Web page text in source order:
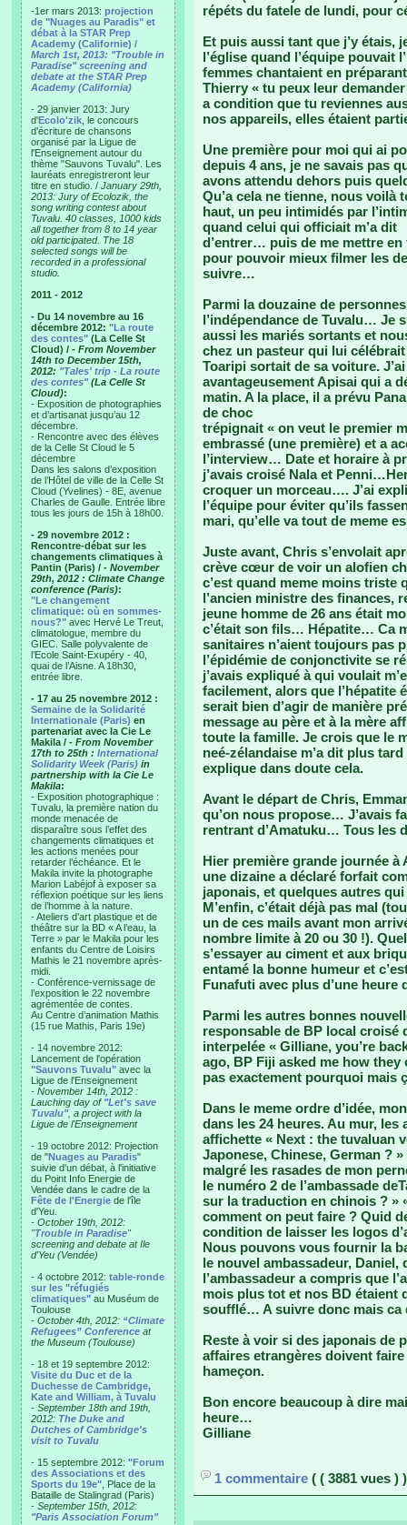
-1er mars 2013: projection
de "Nuages au Paradis" et
débat à la STAR Prep
Academy (Californie) /
March 1st, 2013: "Trouble in
Paradise" screening and
debate at the STAR Prep
Academy (California)
- 29 janvier 2013: Jury
d'Ecolo'zik , le concours
d'écriture de chansons
organisé par la Ligue de
l'Enseignement autour du
thème "Sauvons Tuvalu". Les
lauréats enregistreront leur
titre en studio. / January 29th,
2013: Jury of Ecolozik, the
song writing contest about
Tuvalu. 40 classes, 1000 kids
all together from 8 to 14 year
old participated. The 18
selected songs will be
recorded in a professional
studio.
2011 - 2012
- Du 14 novembre au 16
décembre 2012: "La route
des contes" (La Celle St
Cloud) / - From November
14th to December 15th,
2012: "Tales' trip - La route
des contes"(La Celle St
Cloud):
- Exposition de photographies
et d’artisanat jusqu’au 12
décembre.
- Rencontre avec des élèves
de la Celle St Cloud le 5
décembre
Dans les salons d’exposition
de l’Hôtel de ville de la Celle St
Cloud (Yvelines) - 8E, avenue
Charles de Gaulle. Entrée libre
tous les jours de 15h à 18h00.
- 29 novembre 2012 :
Rencontre-débat sur les
changements climatiques à
Pantin (Paris) / - November
29th, 2012 : Climate Change
conference (Paris):
"Le changement
climatique: où en sommes-
nous?" avec Hervé Le Treut,
climatologue, membre du
GIEC. Salle polyvalente de
l’Ecole Saint-Exupéry - 40,
quai de l’Aisne. A 18h30,
entrée libre.
- 17 au 25 novembre 2012 :
Semaine de la Solidarité
Internationale (Paris) en
partenariat avec la Cie Le
Makila / - From November
17th to 25th : International
Solidarity Week (Paris) in
partnership with la Cie Le
Makila:
- Exposition photographique :
Tuvalu, la première nation du
monde menacée de
disparaître sous l’effet des
changements climatiques et
les actions menées pour
retarder l’échéance. Et le
Makila invite la photographe
Marion Labéjof à exposer sa
réflexion poétique sur les liens
de l’homme à la nature.
- Ateliers d’art plastique et de
théâtre sur la BD « A l’eau, la
Terre » par le Makila pour les
enfants du Centre de Loisirs
Mathis le 21 novembre après-
midi.
- Conférence-vernissage de
l’exposition le 22 novembre
agrémentée de contes.
Au Centre d’animation Mathis
(15 rue Mathis, Paris 19e)
- 14 novembre 2012:
Lancement de l'opération
"Sauvons Tuvalu" avec la
Ligue de l'Enseignement
- November 14th, 2012 :
Lauching day of "Let's save
Tuvalu", a project with la
Ligue de l'Enseignement
- 19 octobre 2012: Projection
de "Nuages au Paradis"
suivie d'un débat, à l'initiative
du Point Info Energie de
Vendée dans le cadre de la
Fête de l'Energie de l'île
d'Yeu.
- October 19th, 2012:
"Trouble in Paradise"
screening and debate at Ile
d'Yeu (Vendée)
- 4 octobre 2012: table-ronde
sur les "réfugiés
climatiques" au Muséum de
Toulouse
- October 4th, 2012: “Climate
Refugees” Conference at
the Museum (Toulouse)
- 18 et 19 septembre 2012:
Visite du Duc et de la
Duchesse de Cambridge,
Kate and William, à Tuvalu
- September 18th and 19th,
2012: The Duke and
Dutches of Cambridge's
visit to Tuvalu
- 15 septembre 2012: "Forum
des Associations et des
Sports du 19e" , Place de la
Bataille de Stalingrad (Paris)
- September 15th, 2012:
"Paris Association Forum"
répéts du fatele de lundi, pour
Et puis aussi tant que j’y étais,
l’église quand l’équipe
femmes chantaient en
Thierry « tu peux leur
a condition que tu reviennes
nos appareils, elles étaient
Une première pour moi qui ai
depuis 4 ans, je ne savais pas
avons attendu dehors puis
Qu’a cela ne tienne, nous voilà
haut, un peu intimidés par
quand celui qui officiait m’a dit
d’entrer… puis de me mettre en
pour pouvoir mieux filmer les
suivre…
Parmi la douzaine de
l’indépendance de Tuvalu… Je
aussi les mariés sortants et
chez un pasteur qui lui
Toaripi sortait de sa voiture.
avantageusement Apisai qui a
matin. A la place, il a prévu
de choc
trépignait « on veut le premier
embrassé (une première) et a
l’interview… Date et horaire à
j’avais croisé Nala et
croquer un morceau…. J’ai
l’équipe pour éviter qu’ils
mari, qu’elle va tout de meme
Juste avant, Chris s’envolait
crève cœur de voir un alofien
c’est quand meme moins triste
l’ancien ministre des finances,
jeune homme de 26 ans était
c’était son fils… Hépatite… Ca
sanitaires n’aient toujours pas
l’épidémie de conjonctivite se
j’avais expliqué à qui voulait
facilement, alors que
serait bien d’agir de manière
message au père et à la mère
toute la famille. Je crois que le
neé-zélandaise m’a dit plus
explique dans doute cela.
Avant le départ de Chris,
qu’on nous propose… J’avais
rentrant d’Amatuku… Tous les
Hier première grande journée
une dizaine a déclaré forfait
japonais, et quelques autres
M’enfin, c’était déjà pas mal
un de ces mails avant mon
nombre limite à 20 ou 30 !).
s’essayer au ciment et aux
entamé la bonne humeur et
Funafuti avec plus d’une heure
Parmi les autres bonnes
responsable de BP local croisé
interpelée « Gilliane, you’re
ago, BP Fiji asked me how
pas exactement pourquoi mais
Dans le meme ordre d’idée,
dans les 24 heures. Au mur,
affichette « Next : the tuvaluan
Japonese, Chinese, German ?
malgré les rasades de mon
le numéro 2 de l’ambassade
sur la traduction en chinois ? »
comment on peut faire ? Quid
condition de laisser les logos
Nous pouvons vous fournir la
le nouvel ambassadeur,
l’ambassadeur a compris que
mois plus tot et nos BD étaient
soufflé… A suivre donc mais
Reste à voir si des japonais de
affaires etrangères doivent
hameçon.
Bon encore beaucoup à dire
heure…
Gilliane
1 commentaire ( ( 3881 vues ) )